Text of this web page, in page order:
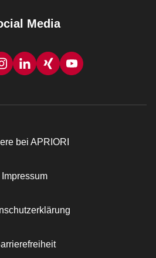
Media
bei APRIORI
Impressum